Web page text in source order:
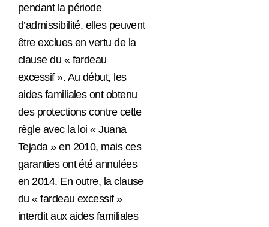
pendant la période
d’admissibilité, elles peuvent
être exclues en vertu de la
clause du « fardeau
excessif ». Au début, les
aides familiales ont obtenu
des protections contre cette
règle avec la loi « Juana
Tejada » en 2010, mais ces
garanties ont été annulées
en 2014. En outre, la clause
du « fardeau excessif »
interdit aux aides familiales